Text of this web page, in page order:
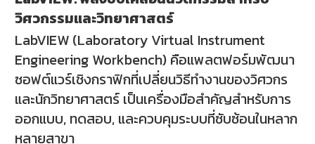
วิศวกรรมและวิทยาศาสตร์
LabVIEW (Laboratory Virtual Instrument
Engineering Workbench) คือแพลตฟอร์มพัฒนา
ซอฟต์แวร์เชิงกราฟิกที่เปลี่ยนวิธีทำงานของวิศวกร
และนักวิทยาศาสตร์ เป็นเครื่องมือสำคัญสำหรับการ
ออกแบบ, ทดสอบ, และควบคุมระบบที่ซับซ้อนในหลาก
หลายสาขา